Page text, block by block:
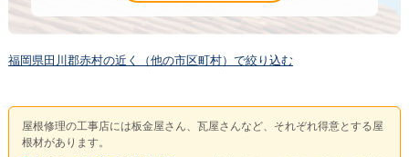
福岡県田川郡赤村の近く（他の市区町村）で絞り込む
屋根修理の工事店には板金屋さん、瓦屋さんなど、それぞれ得意とする屋
根材があります。